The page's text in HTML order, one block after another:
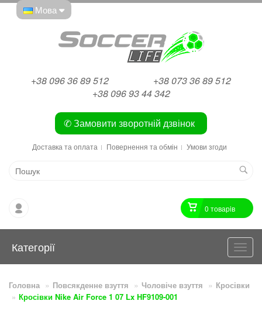
Мова
+38 096 36 89 512
+38 073 36 89 512
+38 096 93 44 342
✆ Замовити зворотній дзвінок
Доставка та оплата Повернення та обмін Умови згоди
0 товарiв
Категорії
Головна Повсякденне взуття Чоловіче взуття
Кросівки
Кросівки Nike Air Force 1 07 Lx HF9109-001